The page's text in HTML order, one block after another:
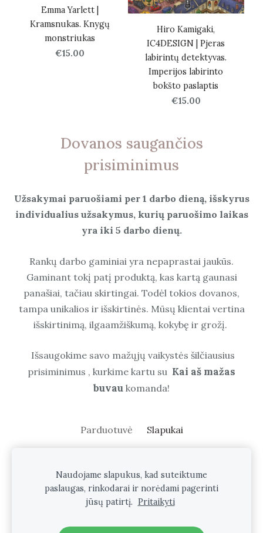
Dovanos saugančios
prisiminimus
Užsakymai paruošiami per 1 darbo dieną, išskyrus
individualius užsakymus, kurių paruošimo laikas
yra iki 5 darbo dienų.
Rankų darbo gaminiai yra nepaprastai jaukūs.
Gaminant tokį patį produktą, kas kartą gaunasi
panašiai, tačiau skirtingai. Todėl tokios dovanos,
tampa unikalios ir išskirtinės. Mūsų klientai vertina
išskirtinimą, ilgaamžiškumą, kokybę ir grožį.
Išsaugokime savo mažųjų vaikystės šilčiausius
prisiminimus , kurkime kartu su Kai aš mažas
buvau komanda!
Emma Yarlett |
Kramsnukas. Knygų
monstriukas
€15.00
Hiro Kamigaki,
IC4DESIGN | Pjeras
labirintų detektyvas.
Imperijos labirinto
bokšto paslaptis
€15.00
Parduotuvė Slapukai
Kodėl rinktis rankų darbo dovaną?
Pirkimo-pardavimo taisyklės
Kontaktai
Visos teisės saugomos • 2026 kaiasmazasbuvau.lt
Naudojame slapukus, kad suteiktume
paslaugas, rinkodarai ir norėdami pagerinti
jūsų patirtį. Pritaikyti